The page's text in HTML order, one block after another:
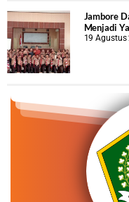
Jambore
Menjadi
19 Agustus